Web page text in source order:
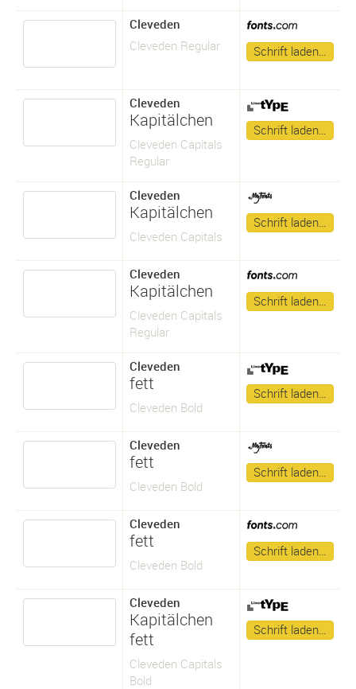
Cleveden
Cleveden Regular
Schrift laden…
Cleveden
Kapitälchen
Cleveden Capitals
Regular
Schrift laden…
Cleveden
Kapitälchen
Cleveden Capitals
Schrift laden…
Cleveden
Kapitälchen
Cleveden Capitals
Regular
Schrift laden…
Cleveden
fett
Cleveden Bold
Schrift laden…
Cleveden
fett
Cleveden Bold
Schrift laden…
Cleveden
fett
Cleveden Bold
Schrift laden…
Cleveden
Kapitälchen
fett
Cleveden Capitals
Bold
Schrift laden…